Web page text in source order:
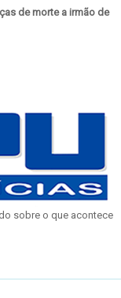
de morte a irmão de
sobre o que acontece